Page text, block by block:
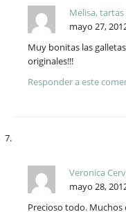
Melisa, tartas
mayo 27,
Muy bonitas las
originales!!!
Responder a este
Veronica
mayo 28,
Precioso todo. Muchos